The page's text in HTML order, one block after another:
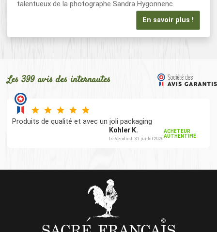
talentueux de la photographe Sandra Hygonnenc.
En savoir plus !
Les 399 avis des internautes
Produits de qualité et avec un joli packaging
Kohler K.
Le Vendredi 31 juillet 2026
ACHETEUR
AUTHENTIFIÉ